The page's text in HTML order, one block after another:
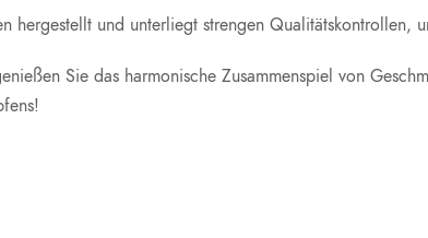
hergestellt und unterliegt strengen Qualitätskontrollen,
Sie das harmonische Zusammenspiel von